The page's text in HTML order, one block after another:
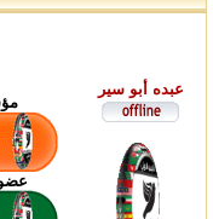
عبده أبو سير